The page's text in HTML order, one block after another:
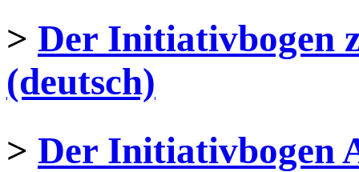
> Der Initiativbogen
(deutsch)
> Der Initiativbogen